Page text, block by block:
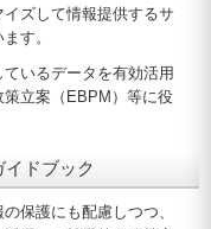
ズして情報提供するサ
す。
いるデータを有効活用
立案（EBPM）等に役
ドブック
保護にも配慮しつつ、